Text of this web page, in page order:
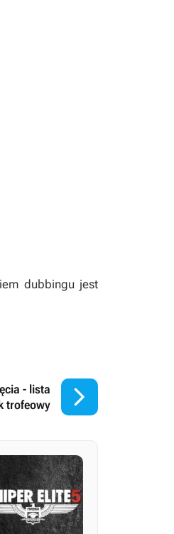
dubbingu jest
- lista
trofeowy
